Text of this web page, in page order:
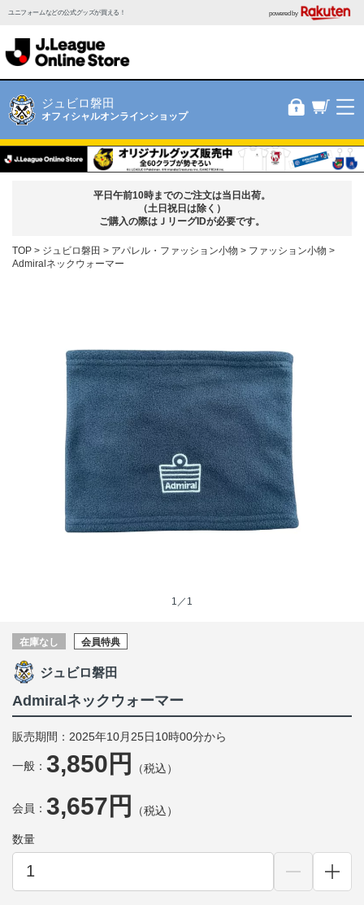
ユニフォームなどの公式グッズが買える！ powered by
ジュビロ磐田
オフィシャルオンラインショップ
平日午前10時までのご注文は当日出荷。
（土日祝日は除く）
ご購入の際はＪリーグIDが必要です。
TOP ジュビロ磐田 アパレル・ファッション小物
ファッション小物
Admiralネックウォーマー
1／1
在庫なし 会員特典
ジュビロ磐田
Admiralネックウォーマー
販売期間：2025年10月25日10時00分から
一般： 3,850円 （税込）
会員： 3,657円 （税込）
数量